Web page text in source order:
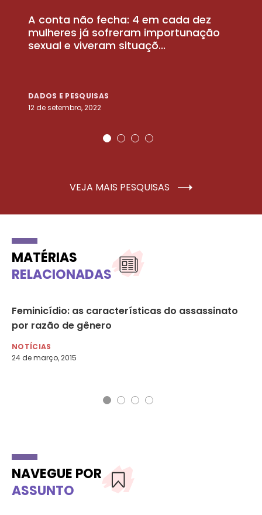
A conta não fecha: 4 em cada dez
mulheres já sofreram importunação
sexual e viveram situaçõ...
DADOS E PESQUISAS
12 de setembro, 2022
VEJA MAIS PESQUISAS
MATÉRIAS
RELACIONADAS
Feminicídio: as características do assassinato
por razão de gênero
NOTÍCIAS
24 de março, 2015
NAVEGUE POR
ASSUNTO